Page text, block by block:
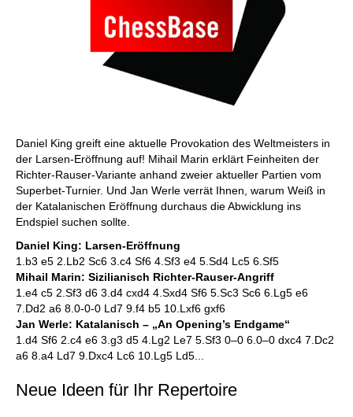
Daniel King greift eine aktuelle Provokation des Weltmeisters in
der Larsen-Eröffnung auf! Mihail Marin erklärt Feinheiten der
Richter-Rauser-Variante anhand zweier aktueller Partien vom
Superbet-Turnier. Und Jan Werle verrät Ihnen, warum Weiß in
der Katalanischen Eröffnung durchaus die Abwicklung ins
Endspiel suchen sollte.
Daniel King: Larsen-Eröffnung
1.b3 e5 2.Lb2 Sc6 3.c4 Sf6 4.Sf3 e4 5.Sd4 Lc5 6.Sf5
Mihail Marin: Sizilianisch Richter-Rauser-Angriff
1.e4 c5 2.Sf3 d6 3.d4 cxd4 4.Sxd4 Sf6 5.Sc3 Sc6 6.Lg5 e6
7.Dd2 a6 8.0-0-0 Ld7 9.f4 b5 10.Lxf6 gxf6
Jan Werle: Katalanisch – „An Opening’s Endgame“
1.d4 Sf6 2.c4 e6 3.g3 d5 4.Lg2 Le7 5.Sf3 0–0 6.0–0 dxc4 7.Dc2
a6 8.a4 Ld7 9.Dxc4 Lc6 10.Lg5 Ld5...
Neue Ideen für Ihr Repertoire